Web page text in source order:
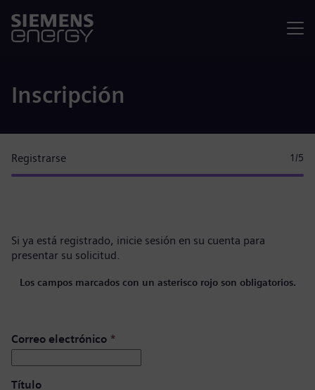
Inscripción
Registrarse 1 /5
Si ya está registrado, inicie sesión en su cuenta para
presentar su solicitud.
Los campos marcados con un asterisco rojo son obligatorios.
Correo electrónico *
Título ​